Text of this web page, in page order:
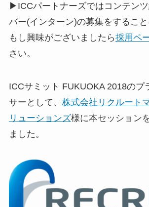
▶ICCパートナーズではコンテン
バー(インターン)の募集をすること
もし興味がございましたら採用ペ
さい。
ICCサミット FUKUOKA 2018のプ
サーとして、 株式会社リクルート
リューションズ様に本セッション
ました。